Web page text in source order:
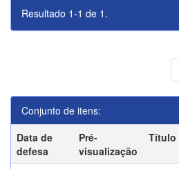
Resultado 1-1 de 1.
Conjunto de itens:
Data de
defesa
Pré-
visualização
Título